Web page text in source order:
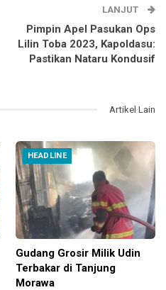
LANJUT
Pimpin Apel Pasukan Ops
Lilin Toba 2023, Kapoldasu:
Pastikan Nataru Kondusif
Artikel Lain
HEADLINE
Gudang Grosir Milik Udin
Terbakar di Tanjung
Morawa